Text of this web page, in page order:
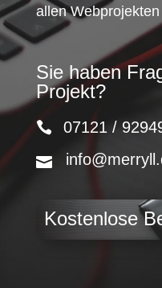
allen
Sie haben
Projekt?
07121 /
Kostenlose